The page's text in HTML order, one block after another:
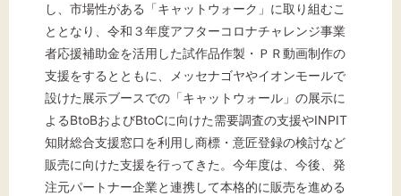
し、市場性がある「キャットウォーク」に取り組むこ
ととなり、令和３年度アフターコロナチャレンジ事業
者応援補助金を活用した試作品作製・ＰＲ動画制作の
支援をするとともに、メッセナゴヤやイオンモールで
設けた展示ブースでの「キャットウォール」の展示に
よるBtoBおよびBtoCに向けた需要調査の支援やINPIT
知財総合支援窓口を利用し商標・意匠登録の検討など
販売に向けた支援を行ってきた。今年度は、今後、発
注元パートナー企業と連携して本格的に販売を進める